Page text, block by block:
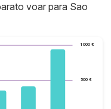
voar para Sao
500 €
1 000 €